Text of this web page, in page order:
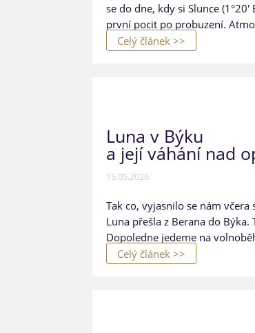
se do dne, kdy si Slunce
první pocit po probuzení.
Celý článek >>
Luna v Býku
a její váhání nad
15.05.2026
Tak co, vyjasnilo se nám včera
Luna přešla z Berana do
Dopoledne jedeme na
Celý článek >>